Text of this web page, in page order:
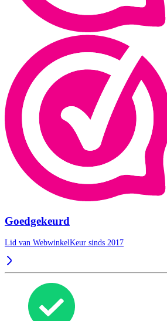
Goedgekeurd
Lid van WebwinkelKeur sinds 2017